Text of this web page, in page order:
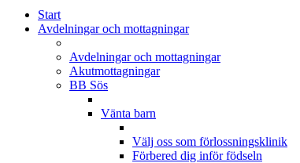
Start
Avdelningar och mottagningar
Avdelningar och mottagningar
Akutmottagningar
BB Sös
Vänta barn
Välj oss som förlossningsklinik
Förbered dig inför födseln